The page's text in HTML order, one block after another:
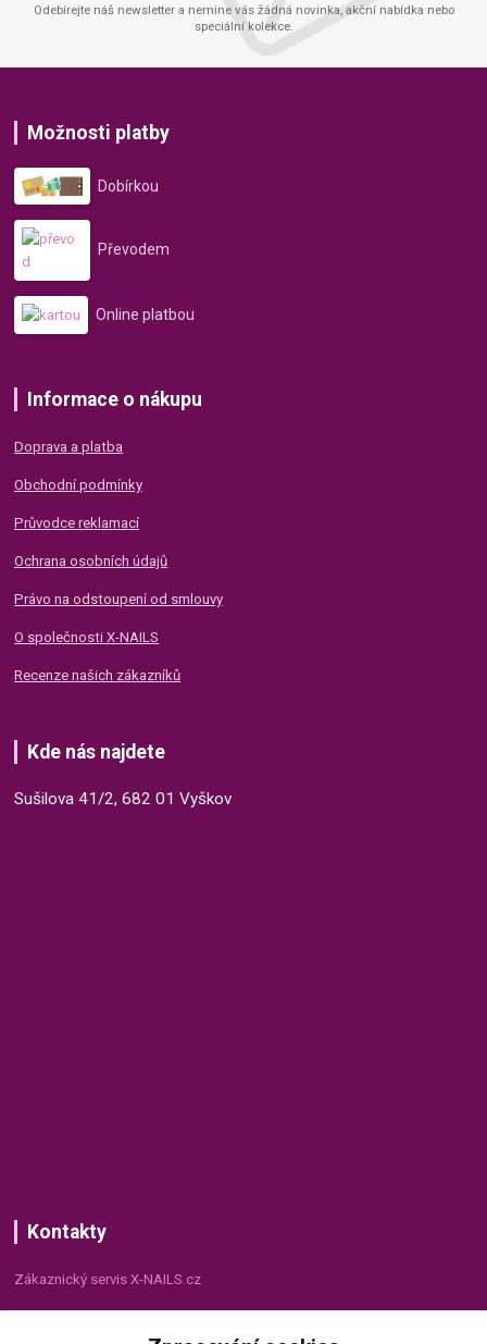
Odebírejte náš newsletter a nemine vás žádná novinka, akční nabídka nebo
speciální kolekce.
Možnosti platby
Dobírkou
Převodem
Online platbou
Informace o nákupu
Doprava a platba
Obchodní podmínky
Průvodce reklamací
Ochrana osobních údajů
Právo na odstoupení od smlouvy
O společnosti X-NAILS
Recenze našich zákazníků
Kde nás najdete
Sušilova 41/2, 682 01 Vyškov
Kontakty
Zákaznický servis X-NAILS.cz